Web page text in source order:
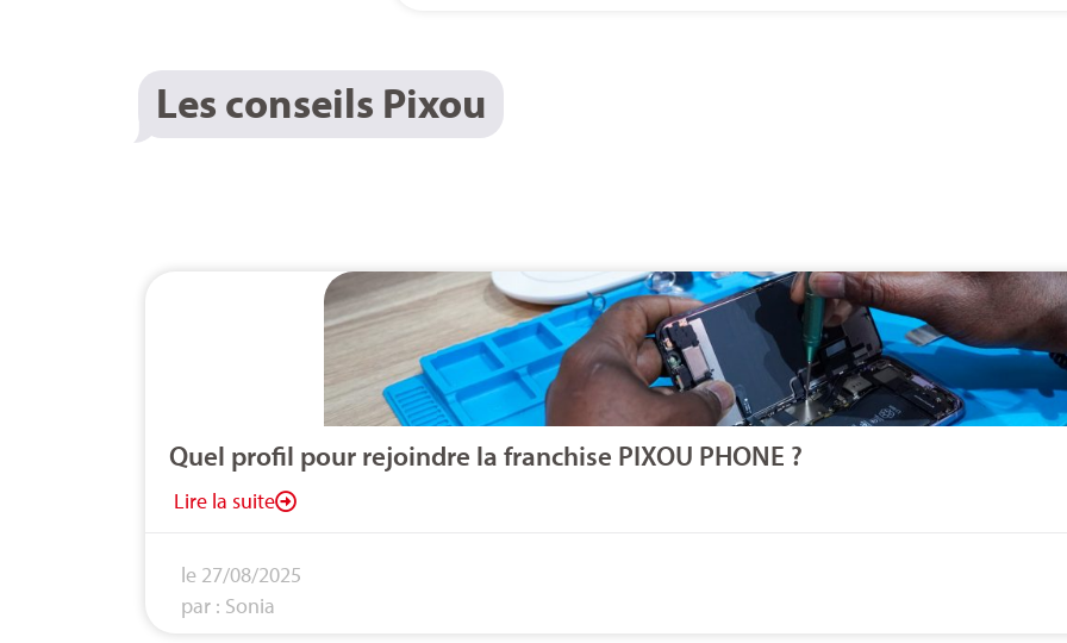
Les conseils Pixou
Quel profil pour rejoindre la franchise PIXOU PHONE ?
Lire la suite
le 27/08/2025
par : Sonia